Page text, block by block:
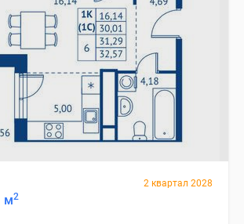
2 квартал 2028
м2